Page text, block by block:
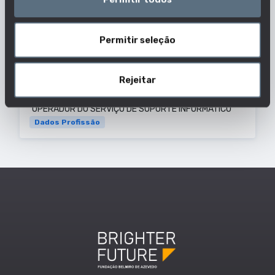
Permitir seleção
Rejeitar
Outras designações usadas para esta
profissão:
OPERADOR DE ASSISTÊNCIA TÉCNICA INFORMÁTICA
OPERADOR DO SERVIÇO DE APOIO INFORMÁTICO
OPERADOR DO SERVIÇO DE SUPORTE INFORMÁTICO
Dados Profissão